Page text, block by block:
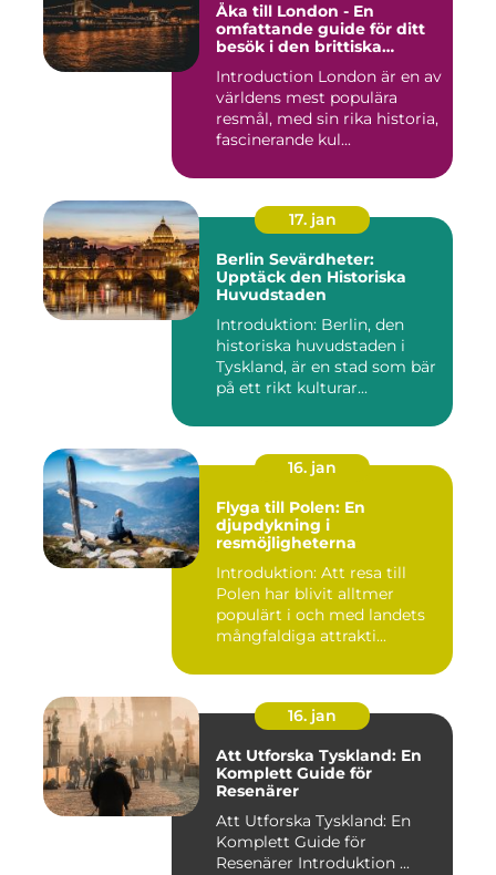
Åka till London - En
omfattande guide för ditt
besök i den brittiska
Introduction London är en av
världens mest populära
resmål, med sin rika historia,
fascinerande kul...
17. jan
Berlin Sevärdheter:
Upptäck den Historiska
Huvudstaden
Introduktion: Berlin, den
historiska huvudstaden i
Tyskland, är en stad som bär
på ett rikt kulturar...
16. jan
Flyga till Polen: En
djupdykning i
resmöjligheterna
Introduktion: Att resa till
Polen har blivit alltmer
populärt i och med landets
mångfaldiga attrakti...
16. jan
Att Utforska Tyskland: En
Komplett Guide för
Resenärer
Att Utforska Tyskland: En
Komplett Guide för
Resenärer Introduktion ...